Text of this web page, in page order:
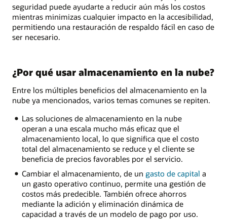
seguridad puede ayudarte a reducir aún más los costos
mientras minimizas cualquier impacto en la accesibilidad,
permitiendo una restauración de respaldo fácil en caso de
ser necesario.
¿Por qué usar almacenamiento en la nube?
Entre los múltiples beneficios del almacenamiento en la
nube ya mencionados, varios temas comunes se repiten.
Las soluciones de almacenamiento en la nube
operan a una escala mucho más eficaz que el
almacenamiento local, lo que significa que el costo
total del almacenamiento se reduce y el cliente se
beneficia de precios favorables por el servicio.
Cambiar el almacenamiento, de un gasto de capital a
un gasto operativo continuo, permite una gestión de
costos más predecible. También ofrece ahorros
mediante la adición y eliminación dinámica de
capacidad a través de un modelo de pago por uso.